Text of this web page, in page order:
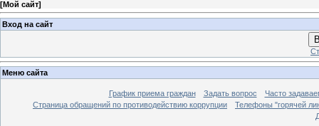
[Мой сайт]
Вход на сайт
Меню сайта
График приема граждан Задать вопрос
Часто
Страница обращений по противодействию коррупции
Телефоны "горячей